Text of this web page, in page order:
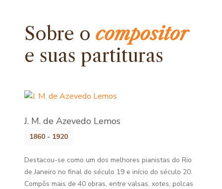
Sobre ocompositor
e suas partituras
J. M. de Azevedo Lemos
1860 - 1920
Destacou-se como um dos melhores pianistas do Rio
de Janeiro no final do século 19 e início do século 20.
Compôs mais de 40 obras, entre valsas, xotes, polcas